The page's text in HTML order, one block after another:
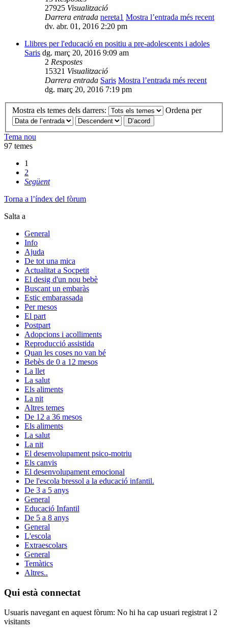
27925 Visualització
Darrera entrada nereta1 Mostra l’entrada més recent
dv. abr. 01, 2016 2:20 pm
Llibres per l'educació en positiu a pre-adolescents i adoles
Saris dg. març 20, 2016 9:09 am
2 Respostes
15321 Visualització
Darrera entrada Saris Mostra l’entrada més recent
dg. març 20, 2016 7:19 pm
Mostra els temes dels darrers: Ordena per
Tema nou
97 temes
1
2
Següent
Torna a l’índex del fòrum
Salta a
General
Info
Ajuda
De tot una mica
Actualitat a Socpetit
El desig d'un nou bebè
Buscant un embaràs
Estic embarassada
Per mesos
El part
Postpart
Adopcions i acolliments
Reproducció assistida
Quan les coses no van bé
Bebès de 0 a 12 mesos
La llet
La salut
Els aliments
La nit
Altres temes
De 12 a 36 mesos
Els aliments
La salut
La nit
El desenvolupament psico-motriu
Els canvis
El desenvolupament emocional
De l'escola bressol a la educació infantil.
De 3 a 5 anys
General
Educació Infantil
De 5 a 8 anys
General
L'escola
Extraescolars
General
Temàtics
Altres..
Qui està connectat
Usuaris navegant en aquest fòrum: No hi ha cap usuari registrat i 2
visitants